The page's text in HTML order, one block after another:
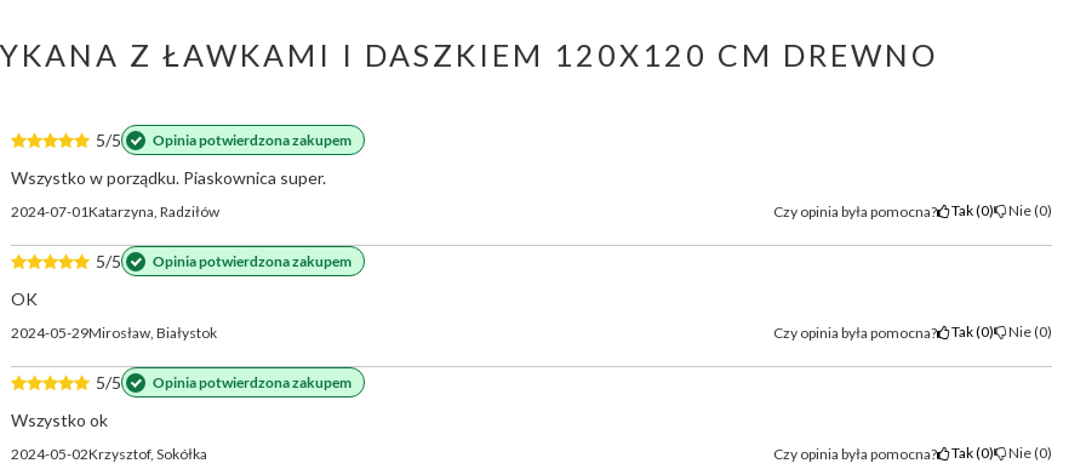
Z ŁAWKAMI I DASZKIEM 120X120 CM DREWNO
5/5 Opinia potwierdzona zakupem
Wszystko w porządku. Piaskownica super.
2024-07-01Katarzyna, Radziłów Czy opinia była pomocna? Tak 0 Nie 0
5/5 Opinia potwierdzona zakupem
OK
2024-05-29Mirosław, Białystok Czy opinia była pomocna? Tak 0 Nie 0
5/5 Opinia potwierdzona zakupem
Wszystko ok
2024-05-02Krzysztof, Sokółka Czy opinia była pomocna? Tak 0 Nie 0